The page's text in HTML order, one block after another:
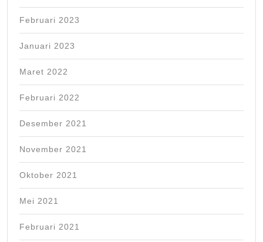
Februari 2023
Januari 2023
Maret 2022
Februari 2022
Desember 2021
November 2021
Oktober 2021
Mei 2021
Februari 2021